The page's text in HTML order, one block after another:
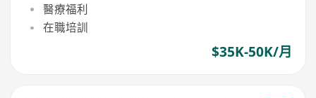
醫療福利
在職培訓
$35K-50K/月